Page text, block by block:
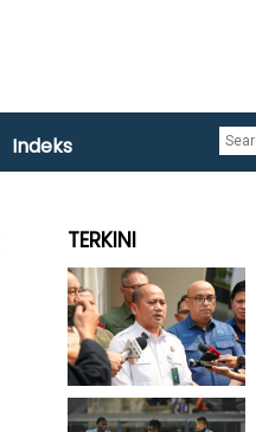
Indeks
TERKINI